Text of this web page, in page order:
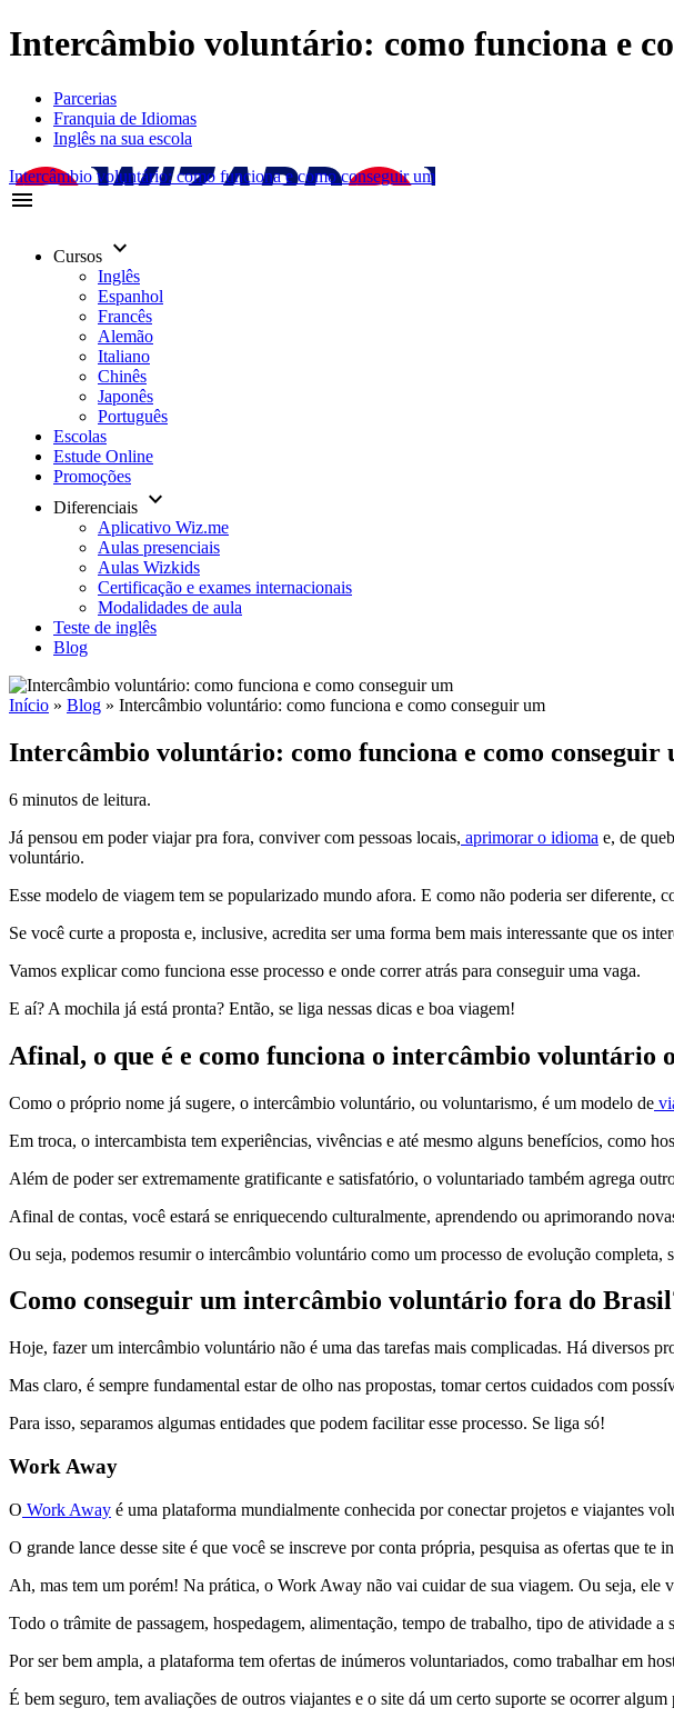
Intercâmbio voluntário: como funciona e
Parcerias
Franquia de Idiomas
Inglês na sua escola
Intercâmbio voluntário: como funciona e como conseguir um
menu
Cursos keyboard_arrow_down
Inglês
Espanhol
Francês
Alemão
Italiano
Chinês
Japonês
Português
Escolas
Estude Online
Promoções
Diferenciais keyboard_arrow_down
Aplicativo Wiz.me
Aulas presenciais
Aulas Wizkids
Certificação e exames internacionais
Modalidades de aula
Teste de inglês
Blog
Início » Blog » Intercâmbio voluntário: como funciona e como conseguir um
Intercâmbio voluntário: como funciona e como conseguir
6 minutos de leitura.
Já pensou em poder viajar pra fora, conviver com pessoas locais, aprimorar o idioma e, de
voluntário.
Esse modelo de viagem tem se popularizado mundo afora. E como não poderia ser diferente,
Se você curte a proposta e, inclusive, acredita ser uma forma bem mais interessante que os
Vamos explicar como funciona esse processo e onde correr atrás para conseguir uma vaga.
E aí? A mochila já está pronta? Então, se liga nessas dicas e boa viagem!
Afinal, o que é e como funciona o intercâmbio voluntário
Como o próprio nome já sugere, o intercâmbio voluntário, ou voluntarismo, é um modelo de
Em troca, o intercambista tem experiências, vivências e até mesmo alguns benefícios, como
Além de poder ser extremamente gratificante e satisfatório, o voluntariado também agrega
Afinal de contas, você estará se enriquecendo culturalmente, aprendendo ou aprimorando
Ou seja, podemos resumir o intercâmbio voluntário como um processo de evolução completa,
Como conseguir um intercâmbio voluntário fora do
Hoje, fazer um intercâmbio voluntário não é uma das tarefas mais complicadas. Há diversos
Mas claro, é sempre fundamental estar de olho nas propostas, tomar certos cuidados com
Para isso, separamos algumas entidades que podem facilitar esse processo. Se liga só!
Work Away
O Work Away é uma plataforma mundialmente conhecida por conectar projetos e viajantes
O grande lance desse site é que você se inscreve por conta própria, pesquisa as ofertas que te
Ah, mas tem um porém! Na prática, o Work Away não vai cuidar de sua viagem. Ou seja, ele
Todo o trâmite de passagem, hospedagem, alimentação, tempo de trabalho, tipo de atividade a
Por ser bem ampla, a plataforma tem ofertas de inúmeros voluntariados, como trabalhar em
É bem seguro, tem avaliações de outros viajantes e o site dá um certo suporte se ocorrer